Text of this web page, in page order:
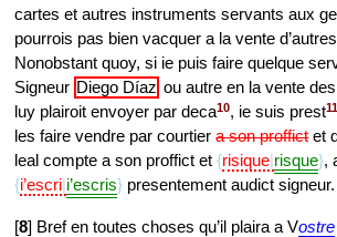
cartes et autres instruments servants aux
pourrois pas bien vacquer a la vente
Nonobstant quoy, si ie puis fairequelque
Signeur Diego Díaz ou autre en la vente
luy plairoit envoyer par deca10, ie suis prest11
les faire vendre par courtiera son proffictet
leal compte a son proffict et risique risque ,
i’escri i’escris presentement audict signeur.
[8] Bref en toutes choses qu’il plaira a Vostre